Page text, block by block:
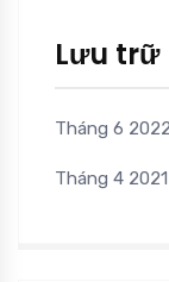
Lưu trữ
Tháng 6 2022
Tháng 4 2021